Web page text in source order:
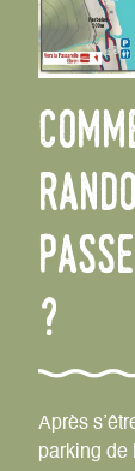
?
Après
parking de